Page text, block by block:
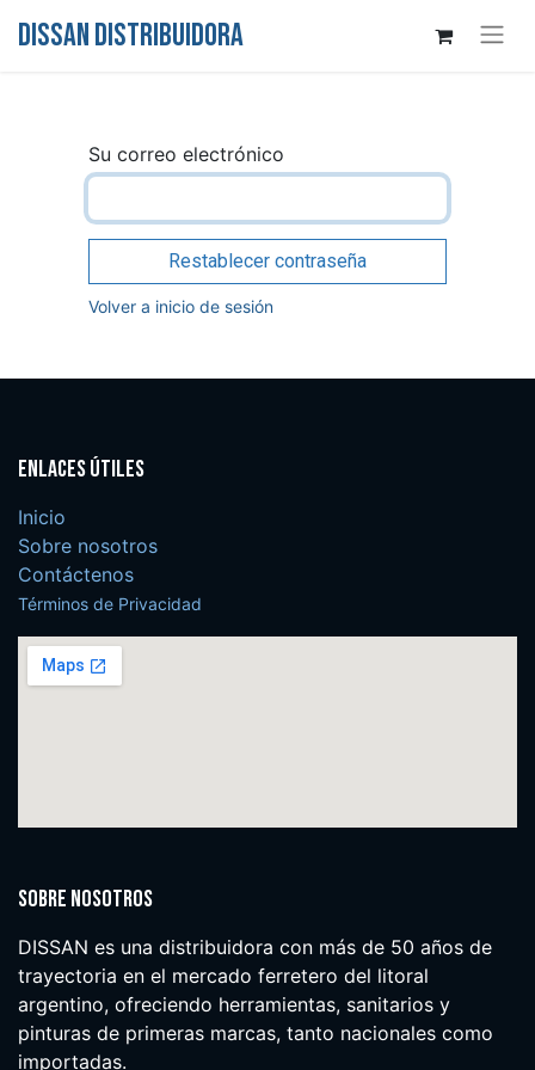
DISSAN DISTRIBUIDORA
Su correo electrónico
Restablecer contraseña
Volver a inicio de sesión
Enlaces útiles
Inicio
Sobre nosotros
Contáctenos
Términos de Privacidad
Sobre nosotros
DISSAN es una distribuidora con más de 50 años de
trayectoria en el mercado ferretero del litoral
argentino, ofreciendo herramientas, sanitarios y
pinturas de primeras marcas, tanto nacionales como
importadas.